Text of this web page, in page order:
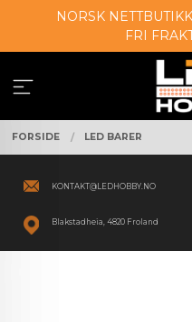
NORSK NETTBUTIKK
FRI
FORSIDE LED BARER
KONTAKT@LEDHOBBY.NO
Blakstadheia, 4820 Froland